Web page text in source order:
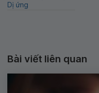
Dị ứng
Bài viết liên quan